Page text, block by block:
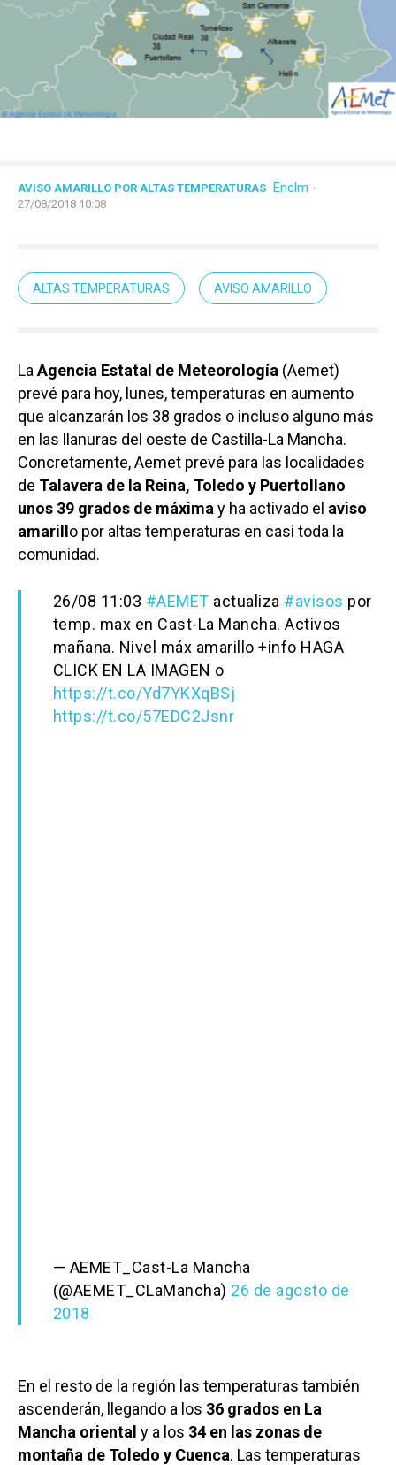
AVISO AMARILLO POR ALTAS TEMPERATURAS Enclm -
27/08/2018 10:08
ALTAS TEMPERATURAS AVISO AMARILLO
La Agencia Estatal de Meteorología (Aemet)
prevé para hoy, lunes, temperaturas en aumento
que alcanzarán los 38 grados o incluso alguno más
en las llanuras del oeste de Castilla-La Mancha.
Concretamente, Aemet prevé para las localidades
de Talavera de la Reina, Toledo y Puertollano
unos 39 grados de máxima y ha activado el aviso
amarillo por altas temperaturas en casi toda la
comunidad.
26/08 11:03 #AEMET actualiza #avisos por
temp. max en Cast-La Mancha. Activos
mañana. Nivel máx amarillo +info HAGA
CLICK EN LA IMAGEN o
https://t.co/Yd7YKXqBSj
https://t.co/57EDC2Jsnr
— AEMET_Cast-La Mancha
(@AEMET_CLaMancha) 26 de agosto de
2018
En el resto de la región las temperaturas también
ascenderán, llegando a los 36 grados en La
Mancha oriental y a los 34 en las zonas de
montaña de Toledo y Cuenca. Las temperaturas